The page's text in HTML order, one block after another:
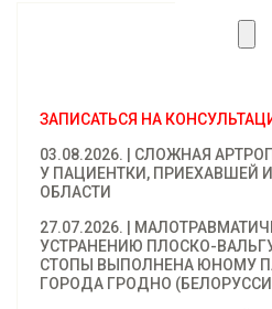
ЗАПИСАТЬСЯ НА
03.08.2026. | СЛОЖНАЯ
У ПАЦИЕНТКИ, ПРИЕХАВШЕЙ
ОБЛАСТИ
27.07.2026. |
УСТРАНЕНИЮ ПЛОСКО-
СТОПЫ ВЫПОЛНЕНА ЮНОМУ
ГОРОДА ГРОДНО